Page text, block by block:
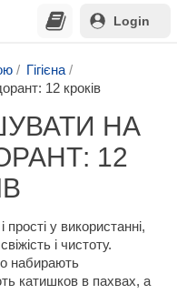
Login
Гігієна
12 кроків
НА
12
у використанні,
і чистоту.
набирають
катишков в пахвах, а